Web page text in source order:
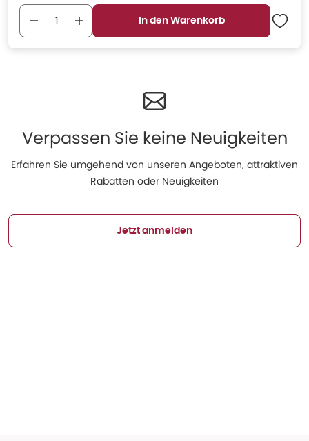
In den Warenkorb
Verpassen Sie keine Neuigkeiten
Erfahren Sie umgehend von unseren Angeboten, attraktiven
Rabatten oder Neuigkeiten
Jetzt anmelden